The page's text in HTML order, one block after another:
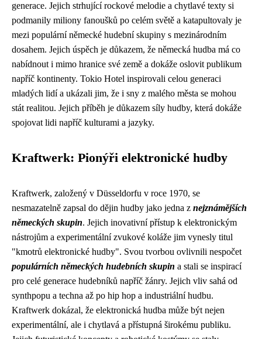
generace. Jejich strhující rockové melodie a chytlavé texty si
podmanily miliony fanoušků po celém světě a katapultovaly je
mezi populární německé hudební skupiny s mezinárodním
dosahem. Jejich úspěch je důkazem, že německá hudba má co
nabídnout i mimo hranice své země a dokáže oslovit publikum
napříč kontinenty. Tokio Hotel inspirovali celou generaci
mladých lidí a ukázali jim, že i sny z malého města se mohou
stát realitou. Jejich příběh je důkazem síly hudby, která dokáže
spojovat lidi napříč kulturami a jazyky.
Kraftwerk: Pionýři elektronické hudby
Kraftwerk, založený v Düsseldorfu v roce 1970, se
nesmazatelně zapsal do dějin hudby jako jedna z nejznámějších
německých skupin. Jejich inovativní přístup k elektronickým
nástrojům a experimentální zvukové koláže jim vynesly titul
"kmotrů elektronické hudby". Svou tvorbou ovlivnili nespočet
populárních německých hudebních skupin a stali se inspirací
pro celé generace hudebníků napříč žánry. Jejich vliv sahá od
synthpopu a techna až po hip hop a industriální hudbu.
Kraftwerk dokázal, že elektronická hudba může být nejen
experimentální, ale i chytlavá a přístupná širokému publiku.